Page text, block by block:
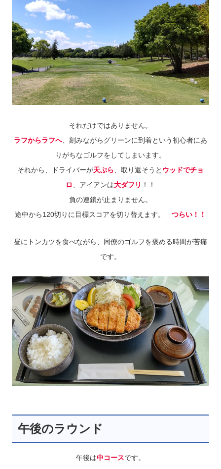
それだけではありません。
ラフからラフへ、刻みながらグリーンに到着という初心者にあ
りがちなゴルフをしてしまいます。
それから、ドライバーが天ぷら 、取り返そうと ウッドでチョ
ロ
、アイアンは大ダフリ ！！
負の連鎖が止まりません。
途中から120切りに目標スコアを切り替えます。 つらい！！
昼にトンカツを食べながら、同僚のゴルフを褒める時間が苦痛
です。
午後のラウンド
午後は中コースです。